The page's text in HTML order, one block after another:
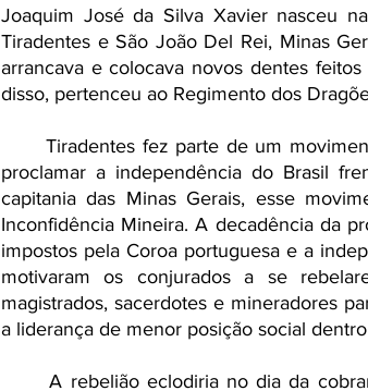
Joaquim José da Silva Xavier nasceu
Tiradentes e São João Del Rei, Minas
arrancava e colocava novos dentes
disso, pertenceu ao Regimento dos
	Tiradentes fez parte de um movimento, ocorrido no final do século XVIII, que pretendia
proclamar a independência do Brasil
capitania das Minas Gerais, esse
Inconfidência Mineira. A decadência da
impostos pela Coroa portuguesa e a
motivaram os conjurados a se
magistrados, sacerdotes e mineradores
a liderança de menor posição social